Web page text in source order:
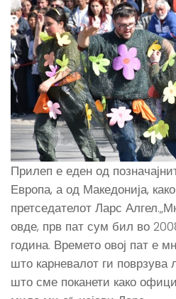
Прилеп е еден од
Европа, а од Македонија,
претседателот Ларс
овде, прв пат сум бил во
година. Времето овој пат е
што карневалот ги поврзува
што сме поканети како